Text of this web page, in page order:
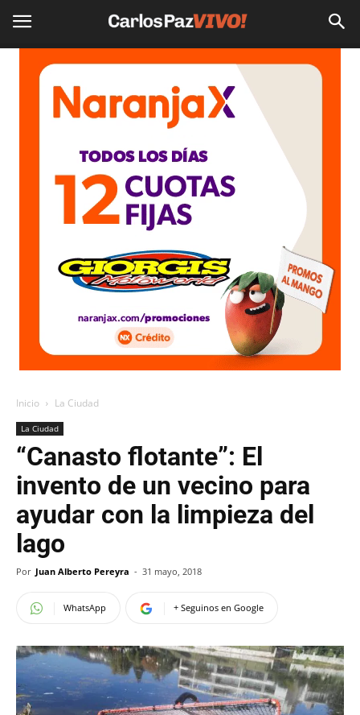
Inicio La Ciudad
La Ciudad
“Canasto flotante”: El
invento de un vecino para
ayudar con la limpieza del
lago
Por Juan Alberto Pereyra - 31 mayo, 2018
WhatsApp + Seguinos en Google